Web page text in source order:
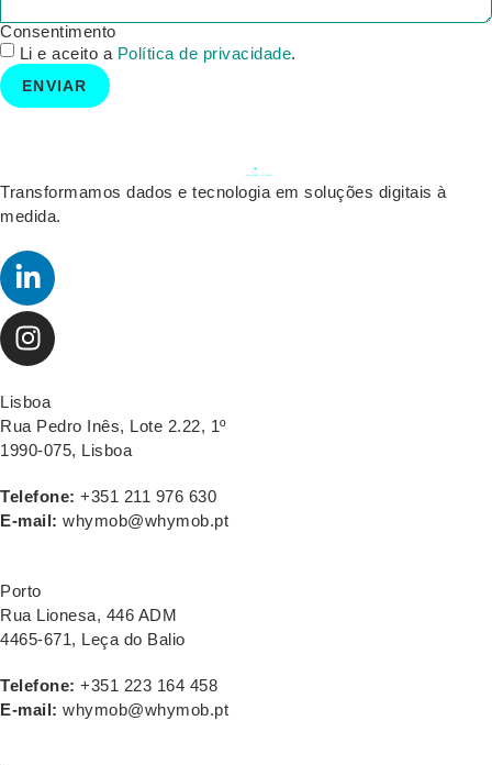
Consentimento
Li e aceito a Política de privacidade.
ENVIAR
Transformamos dados e tecnologia em soluções digitais à
medida.
Lisboa
Rua Pedro Inês, Lote 2.22, 1º
1990-075, Lisboa
Telefone: +351 211 976 630
E-mail: whymob@whymob.pt
Porto
Rua Lionesa, 446 ADM
4465-671, Leça do Balio
Telefone: +351 223 164 458
E-mail: whymob@whymob.pt